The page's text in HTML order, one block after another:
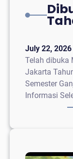
July 22, 2026
Telah dibuka
Jakarta
Semester
Informasi